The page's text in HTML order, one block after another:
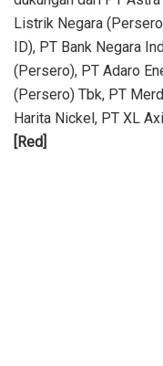
Listrik Negara
ID), PT Bank Negara
(Persero), PT Adaro
(Persero) Tbk, PT
Harita Nickel, PT XL
[Red]